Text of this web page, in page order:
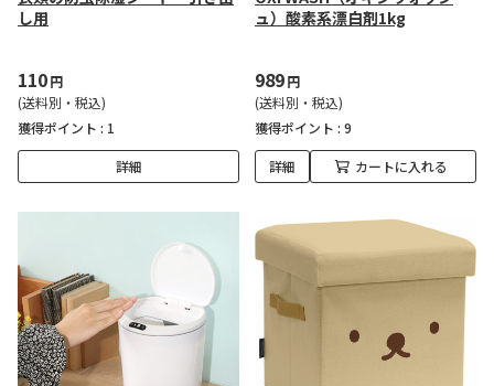
し用
110円
(送料別・税込)
獲得ポイント : 1
詳細
ュ）酸素系漂白剤1kg
989円
(送料別・税込)
獲得ポイント : 9
詳細 カートに入れる